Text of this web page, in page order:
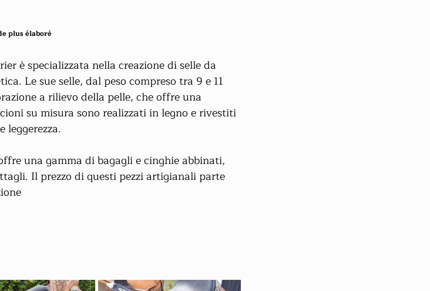
plus élaboré
è specializzata nella creazione di selle da
Le sue selle, dal peso compreso tra 9 e 11
a rilievo della pelle, che offre una
su misura sono realizzati in legno e rivestiti
leggerezza.
una gamma di bagagli e cinghie abbinati,
Il prezzo di questi pezzi artigianali parte